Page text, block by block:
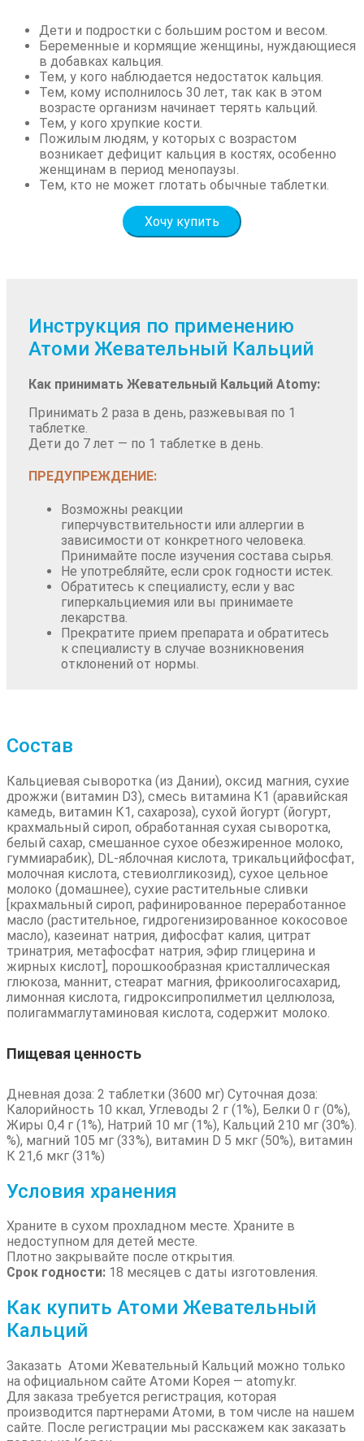
Дети и подростки с большим ростом и весом.
Беременные и кормящие женщины, нуждающиеся
в добавках кальция.
Тем, у кого наблюдается недостаток кальция.
Тем, кому исполнилось 30 лет, так как в этом
возрасте организм начинает терять кальций.
Тем, у кого хрупкие кости.
Пожилым людям, у которых с возрастом
возникает дефицит кальция в костях, особенно
женщинам в период менопаузы.
Тем, кто не может глотать обычные таблетки.
Хочу купить
Инструкция по применению
Атоми Жевательный Кальций
Как принимать Жевательный Кальций Atomy:
Принимать 2 раза в день, разжевывая по 1
таблетке.
Дети до 7 лет — по 1 таблетке в день.
ПРЕДУПРЕЖДЕНИЕ:
Возможны реакции
гиперчувствительности или аллергии в
зависимости от конкретного человека.
Принимайте после изучения состава сырья.
Не употребляйте, если срок годности истек.
Обратитесь к специалисту, если у вас
гиперкальциемия или вы принимаете
лекарства.
Прекратите прием препарата и обратитесь
к специалисту в случае возникновения
отклонений от нормы.
Состав
Кальциевая сыворотка (из Дании), оксид магния, сухие
дрожжи (витамин D3), смесь витамина К1 (аравийская
камедь, витамин К1, сахароза), сухой йогурт (йогурт,
крахмальный сироп, обработанная сухая сыворотка,
белый сахар, смешанное сухое обезжиренное молоко,
гуммиарабик), DL-яблочная кислота, трикальцийфосфат,
молочная кислота, стевиолгликозид), сухое цельное
молоко (домашнее), сухие растительные сливки
[крахмальный сироп, рафинированное переработанное
масло (растительное, гидрогенизированное кокосовое
масло), казеинат натрия, дифосфат калия, цитрат
тринатрия, метафосфат натрия, эфир глицерина и
жирных кислот], порошкообразная кристаллическая
глюкоза, маннит, стеарат магния, фрикоолигосахарид,
лимонная кислота, гидроксипропилметил целлюлоза,
полигаммаглутаминовая кислота, содержит молоко.
Пищевая ценность
Дневная доза: 2 таблетки (3600 мг) Суточная доза:
Калорийность 10 ккал, Углеводы 2 г (1%), Белки 0 г (0%),
Жиры 0,4 г (1%), Натрий 10 мг (1%), Кальций 210 ​​мг (30%).
%), магний 105 мг (33%), витамин D 5 мкг (50%), витамин
К 21,6 мкг (31%)
Условия хранения
Храните в сухом прохладном месте. Храните в
недоступном для детей месте.
Плотно закрывайте после открытия.
Срок годности: 18 месяцев с даты изготовления.
Как купить Атоми Жевательный
Кальций
Заказать Атоми Жевательный Кальций можно только
на официальном сайте Атоми Корея — atomy.kr.
Для заказа требуется регистрация, которая
производится партнерами Атоми, в том числе на нашем
сайте. После регистрации мы расскажем как заказать